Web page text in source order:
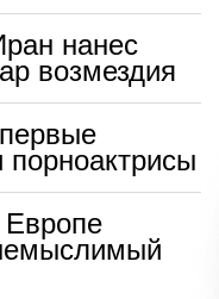
нанес
возмездия
порноактрисы